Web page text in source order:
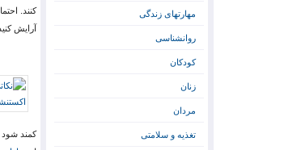
کنند.
آرایش
کمند شود
مهارتهای زندگی
روانشناسی
کودکان
زنان
مردان
تغذیه و سلامتی